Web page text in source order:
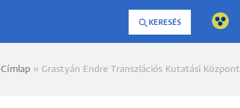
KERESÉS
Morzsa
Címlap Grastyán Endre Transzlációs Kutatási Központ